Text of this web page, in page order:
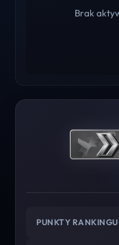
Brak
PUNKTY RANKINGU